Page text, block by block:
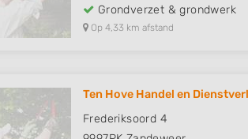
Grondverzet & grondwerk
Op 4,33 km afstand
Ten Hove Handel en
Frederiksoord 4